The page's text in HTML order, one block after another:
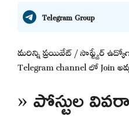
Telegram Group
మరిన్ని ప్రయివేట్ / సాఫ్ట్వేర్
Telegram channel లో Join
» పోస్టుల